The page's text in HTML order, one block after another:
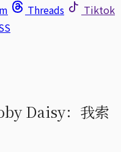
Threads
Tiktok
Daisy：我索